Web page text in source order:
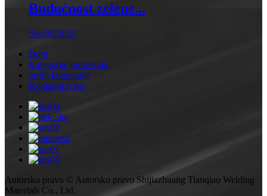
Budućnost zelene...
Sep/26/2023
Dom
Kategorije proizvoda
profil kompanije
Kontaktiraj nas
Autorsko pravo © Autorsko pravo Shijiazhuang Tianqiao Welding
Materials Co., Ltd.